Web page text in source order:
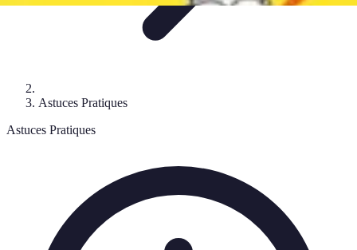
Astuces Pratiques
Astuces Pratiques